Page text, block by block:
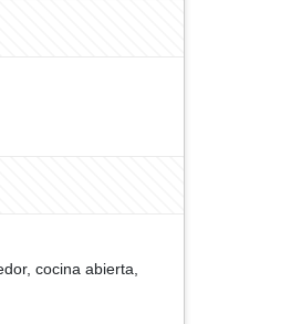
cocina abierta,